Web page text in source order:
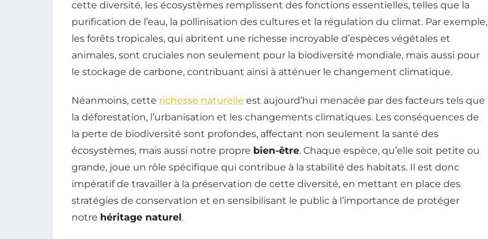
cette diversité, les écosystèmes remplissent des fonctions essentielles, telles que la
purification de l’eau, la pollinisation des cultures et la régulation du climat. Par exemple,
les forêts tropicales, qui abritent une richesse incroyable d’espèces végétales et
animales, sont cruciales non seulement pour la biodiversité mondiale, mais aussi pour
le stockage de carbone, contribuant ainsi à atténuer le changement climatique.
Néanmoins, cette richesse naturelle est aujourd’hui menacée par des facteurs tels que
la déforestation, l’urbanisation et les changements climatiques. Les conséquences de
la perte de biodiversité sont profondes, affectant non seulement la santé des
écosystèmes, mais aussi notre propre bien-être. Chaque espèce, qu’elle soit petite ou
grande, joue un rôle spécifique qui contribue à la stabilité des habitats. Il est donc
impératif de travailler à la préservation de cette diversité, en mettant en place des
stratégies de conservation et en sensibilisant le public à l’importance de protéger
notre héritage naturel.